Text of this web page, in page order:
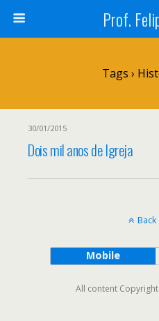
Prof.
Tags ›
30/01/2015
Dois mil anos de Igreja
Mobile
All content